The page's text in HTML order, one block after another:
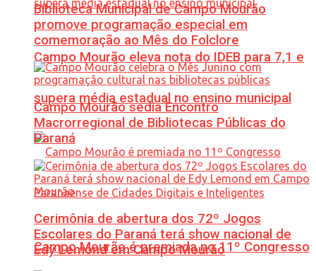
Campo Mourão eleva nota do IDEB para 7,1 e
supera média estadual no ensino municipal
Campo Mourão é premiada no 11º Congresso
Biblioteca Municipal de Campo Mourão
promove programação especial em
comemoração ao Mês do Folclore
Campo Mourão sedia Encontro
Macrorregional de Bibliotecas Públicas do
Paraná
Cerimônia de abertura dos 72º Jogos
Escolares do Paraná terá show nacional de
Edy Lemond em Campo Mourão